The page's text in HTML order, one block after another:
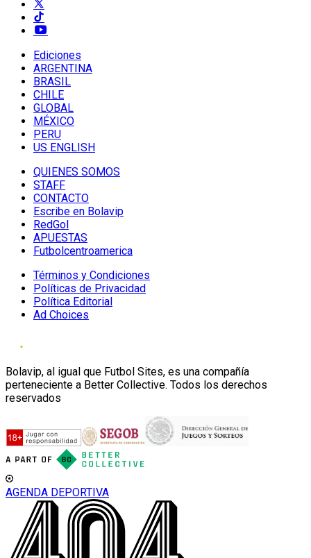
Ediciones
ARGENTINA
BRASIL
CHILE
GLOBAL
MÉXICO
PERU
US ENGLISH
QUIENES SOMOS
STAFF
CONTACTO
Escribe en Bolavip
RedGol
APUESTAS
Futbolcentroamerica
Términos y Condiciones
Políticas de Privacidad
Política Editorial
Ad Choices
Bolavip, al igual que Futbol Sites, es una compañía
perteneciente a Better Collective. Todos los derechos
reservados
AGENDA DEPORTIVA